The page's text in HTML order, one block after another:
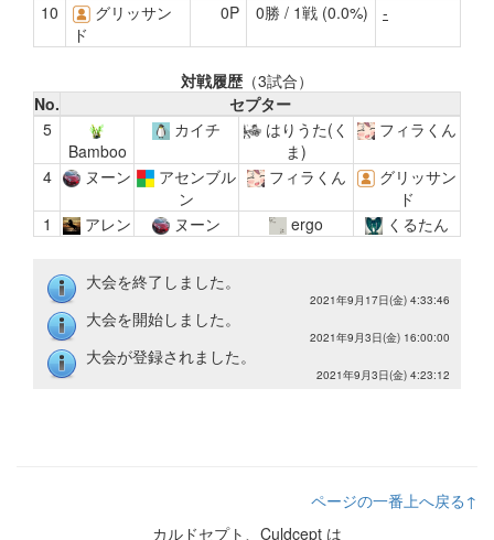
10
グリッサン
ド
0P 0勝 / 1戦 (0.0%) -
対戦履歴 （3試合）
No.
セプター
5
Bamboo
カイチ
はりうた(く
ま)
フィラくん
4 ヌーン
アセンブル
ン
フィラくん
グリッサン
ド
1
アレン ヌーン ergo くるたん
大会を終了しました。
2021年9月17日(金) 4:33:46
大会を開始しました。
2021年9月3日(金) 16:00:00
大会が登録されました。
2021年9月3日(金) 4:23:12
ページの一番上へ戻る↑
カルドセプト、Culdcept は